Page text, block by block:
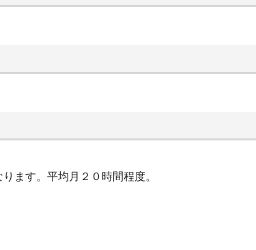
ます。平均月２０時間程度。